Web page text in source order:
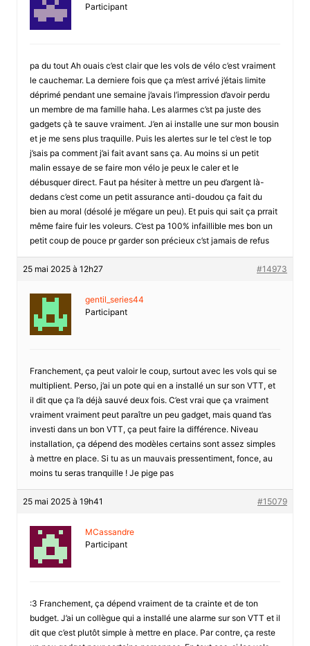
Participant
pa du tout Ah ouais c’est clair que les vols de vélo c’est vraiment
le cauchemar. La derniere fois que ça m’est arrivé j’étais limite
déprimé pendant une semaine j’avais l’impression d’avoir perdu
un membre de ma famille haha. Les alarmes c’st pa juste des
gadgets çà te sauve vraiment. J’en ai installe une sur mon bousin
et je me sens plus traquille. Puis les alertes sur le tel c’est le top
j’sais pa comment j’ai fait avant sans ça. Au moins si un petit
malin essaye de se faire mon vélo je peux le caler et le
débusquer direct. Faut pa hésiter à mettre un peu d’argent là-
dedans c’est come un petit assurance anti-doudou ça fait du
bien au moral (désolé je m’égare un peu). Et puis qui sait ça prrait
même faire fuir les voleurs. C’est pa 100% infaillible mes bon un
petit coup de pouce pr garder son précieux c’st jamais de refus
25 mai 2025 à 12h27 #14973
gentil_series44
Participant
Franchement, ça peut valoir le coup, surtout avec les vols qui se
multiplient. Perso, j’ai un pote qui en a installé un sur son VTT, et
il dit que ça l’a déjà sauvé deux fois. C’est vrai que ça vraiment
vraiment vraiment peut paraître un peu gadget, mais quand t’as
investi dans un bon VTT, ça peut faire la différence. Niveau
installation, ça dépend des modèles certains sont assez simples
à mettre en place. Si tu as un mauvais pressentiment, fonce, au
moins tu seras tranquille ! Je pige pas
25 mai 2025 à 19h41 #15079
MCassandre
Participant
:3 Franchement, ça dépend vraiment de ta crainte et de ton
budget. J’ai un collègue qui a installé une alarme sur son VTT et il
dit que c’est plutôt simple à mettre en place. Par contre, ça reste